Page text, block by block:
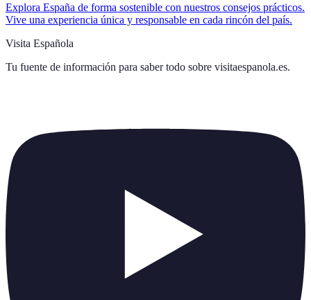
Explora España de forma sostenible con nuestros consejos prácticos.
Vive una experiencia única y responsable en cada rincón del país.
Visita Española
Tu fuente de información para saber todo sobre visitaespanola.es.